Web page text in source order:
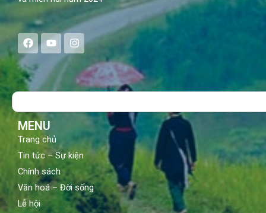
F
a
c
e
b
o
Y
o
u
t
u
b
I
n
s
a
g
Search
MENU
Trang chủ
Tin tức – Sự kiện
Chính sách
Văn hoá – Đời sống
Lễ hội